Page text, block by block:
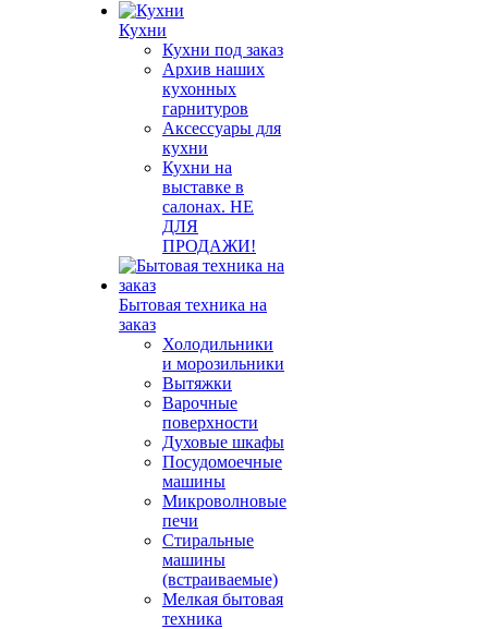
Кухни
Кухни под заказ
Архив наших
кухонных
гарнитуров
Аксессуары для
кухни
Кухни на
выставке в
салонах. НЕ
ДЛЯ
ПРОДАЖИ!
Бытовая техника на
заказ
Холодильники
и морозильники
Вытяжки
Варочные
поверхности
Духовые шкафы
Посудомоечные
машины
Микроволновые
печи
Стиральные
машины
(встраиваемые)
Мелкая бытовая
техника